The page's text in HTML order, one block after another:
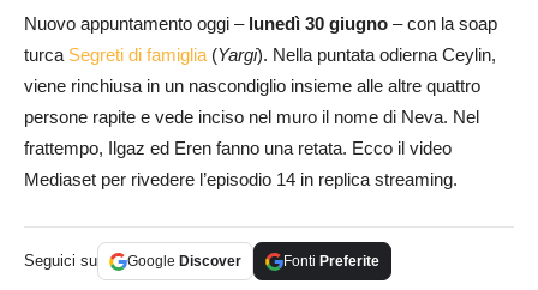
Nuovo appuntamento oggi – lunedì 30 giugno – con la soap
turca Segreti di famiglia(Yargi). Nella puntata odierna Ceylin,
viene rinchiusa in un nascondiglio insieme alle altre quattro
persone rapite e vede inciso nel muro il nome di Neva. Nel
frattempo, Ilgaz ed Eren fanno una retata. Ecco il video
Mediaset per rivedere l’episodio 14 in replica streaming.
Seguici su Google Discover Fonti Preferite